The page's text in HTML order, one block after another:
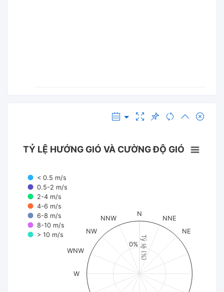
Tỷ lệ (%)
TỶ LỆ HƯỚNG GIÓ VÀ CƯỜNG ĐỘ GIÓ
< 0.5 m/s
0.5-2 m/s
2-4 m/s
4-6 m/s
6-8 m/s
8-10 m/s
> 10 m/s
N
NNE
NE
W
WNW
NW
NNW
0%